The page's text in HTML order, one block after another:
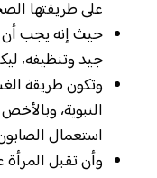
على طريقتها
حيث إنه يجب أن
جيد وتنظيفه،
وتكون طريقة
النبوية،
استعمال
وأن تقبل